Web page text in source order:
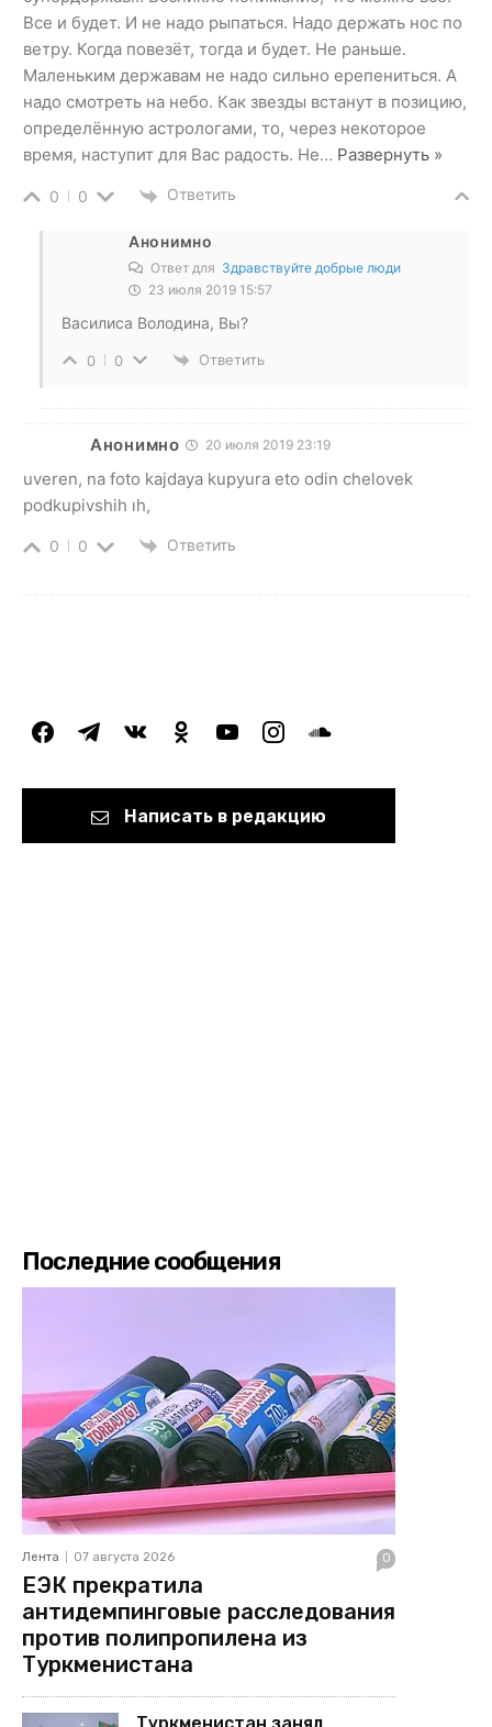
Все и будет. И не надо рыпаться. Надо держать нос по
ветру. Когда повезёт, тогда и будет. Не раньше.
Маленьким державам не надо сильно ерепениться. А
надо смотреть на небо. Как звезды встанут в позицию,
определённую астрологами, то, через некоторое
время, наступит для Вас радость. Не… Развернуть »
0 0 Ответить
Анонимно
Ответ для Здравствуйте добрые люди
23 июля 2019 15:57
Василиса Володина, Вы?
0 0 Ответить
Анонимно 20 июля 2019 23:19
uveren, na foto kajdaya kupyura eto odin chelovek
podkupivshih ıh,
0 0 Ответить
facebooktelegramvkontakteodnoklassniki
youtubeinstagramsoundcloud
Написать в редакцию
Последние сообщения
Лента 07 августа 2026 0
ЕЭК прекратила
антидемпинговые расследования
против полипропилена из
Туркменистана
Туркменистан занял